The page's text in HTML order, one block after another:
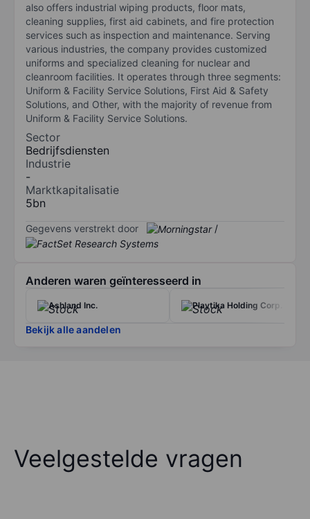
also offers industrial wiping products, floor mats,
cleaning supplies, first aid cabinets, and fire protection
services such as inspection and maintenance. Serving
various industries, the company provides customized
uniforms and specialized cleaning for nuclear and
cleanroom facilities. It operates through three segments:
Uniform & Facility Service Solutions, First Aid & Safety
Solutions, and Other, with the majority of revenue from
Uniform & Facility Service Solutions.
Sector
Bedrijfsdiensten
Industrie
-
Marktkapitalisatie
5bn
Gegevens verstrekt door /
Anderen waren geïnteresseerd in
Ashland Inc. Playtika Holding Corp.
Bekijk alle aandelen
Veelgestelde vragen